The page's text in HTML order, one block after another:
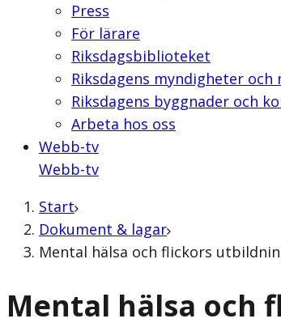
Press
För lärare
Riksdagsbiblioteket
Riksdagens myndigheter och
Riksdagens byggnader och
Arbeta hos oss
Webb-tv
Webb-tv
Start
Dokument & lagar
Mental hälsa och flickors
Mental hälsa och